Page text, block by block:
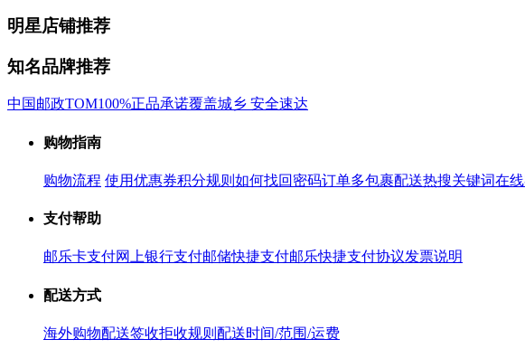
明星店铺推荐
知名品牌推荐
中国邮政TOM100%正品承诺覆盖城乡 安全速达
购物指南
购物流程 使用优惠券积分规则 如何找回密码订单多包裹配送热搜关键词在
支付帮助
邮乐卡支付网上银行支付邮储快捷支付邮乐快捷支付协议发票说明
配送方式
海外购物配送签收拒收规则 配送时间/范围/运费